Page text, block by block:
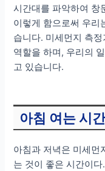
시간대를 파악하여 창
이렇게 함으로써 우리
습니다. 미세먼지 측
역할을 하며, 우리의
고 있습니다.
아침 여는 시
아침과 저녁은 미세먼
는 것이 좋은 시간이